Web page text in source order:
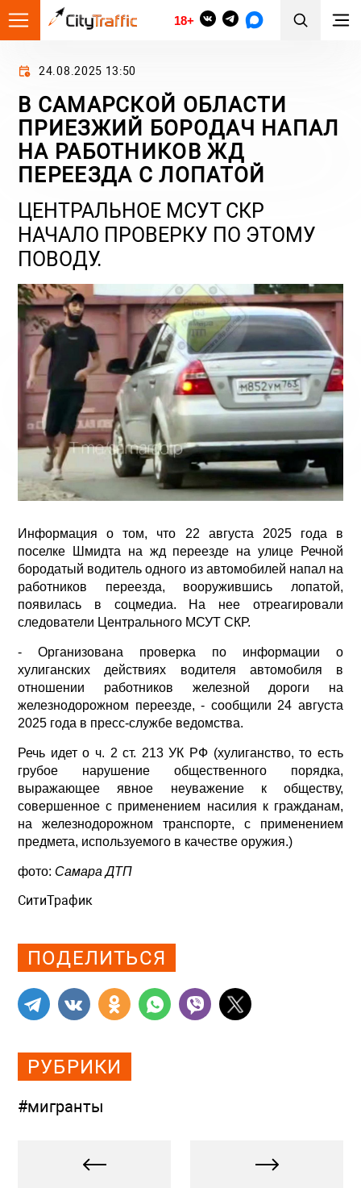
18+
24.08.2025 13:50
В САМАРСКОЙ ОБЛАСТИ
ПРИЕЗЖИЙ БОРОДАЧ НАПАЛ
НА РАБОТНИКОВ ЖД
ПЕРЕЕЗДА С ЛОПАТОЙ
ЦЕНТРАЛЬНОЕ МСУТ СКР
НАЧАЛО ПРОВЕРКУ ПО ЭТОМУ
ПОВОДУ.
Информация о том, что 22 августа 2025 года в
поселке Шмидта на жд переезде на улице Речной
бородатый водитель одного из автомобилей напал на
работников переезда, вооружившись лопатой,
появилась в соцмедиа. На нее отреагировали
следователи Центрального МСУТ СКР.
- Организована проверка по информации о
хулиганских действиях водителя автомобиля в
отношении работников железной дороги на
железнодорожном переезде, - сообщили 24 августа
2025 года в пресс-службе ведомства.
Речь идет о ч. 2 ст. 213 УК РФ (хулиганство, то есть
грубое нарушение общественного порядка,
выражающее явное неуважение к обществу,
совершенное с применением насилия к гражданам,
на железнодорожном транспорте, с применением
предмета, используемого в качестве оружия.)
фото: Самара ДТП
СитиТрафик
ПОДЕЛИТЬСЯ
РУБРИКИ
#мигранты